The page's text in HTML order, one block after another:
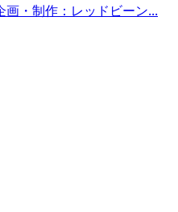
・制作：レッドビーン...